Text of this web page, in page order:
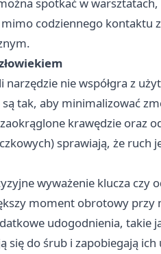
spotkać w
mimo codziennego kontaktu
narzędzie nie współgra z
tak, aby minimalizować
krawędzie oraz
sprawiają, że ruch
wyważenie klucza czy
moment obrotowy przy
udogodnienia, takie
do śrub i zapobiegają ich